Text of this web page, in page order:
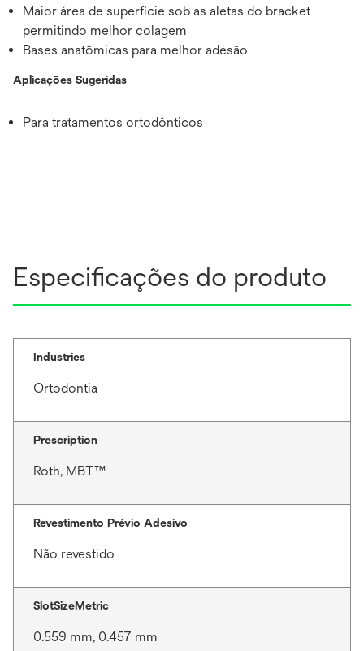
Maior área de superfície sob as aletas do bracket
permitindo melhor colagem
Bases anatômicas para melhor adesão
Aplicações Sugeridas
Para tratamentos ortodônticos
Especificações do produto
Industries
Ortodontia
Prescription
Roth, MBT™
Revestimento Prévio Adesivo
Não revestido
SlotSizeMetric
0.559 mm, 0.457 mm